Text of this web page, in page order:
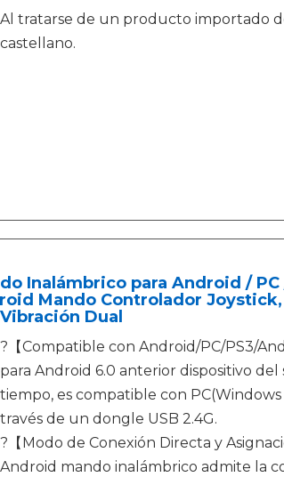
Al tratarse de un producto importado
castellano.
Inalámbrico para Android / PC
Mando Controlador Joystick,
Dual
?【Compatible con Android/PC/PS3/
para Android 6.0 anterior dispositivo
tiempo, es compatible con
través de un dongle USB 2.4G.
?【Modo de Conexión Directa y
Android mando inalámbrico admite la